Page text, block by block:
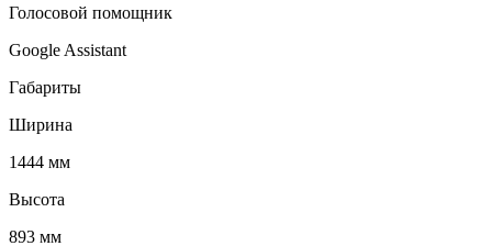
Голосовой помощник
Google Assistant
Габариты
Ширина
1444 мм
Высота
893 мм